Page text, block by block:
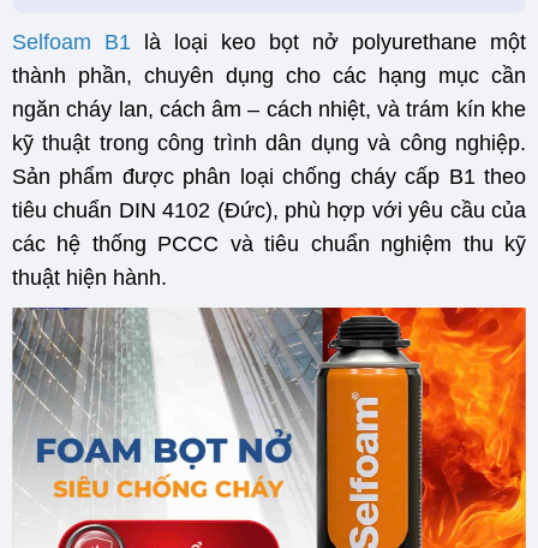
Selfoam B1 là loại keo bọt nở polyurethane một
thành phần, chuyên dụng cho các hạng mục cần
ngăn cháy lan, cách âm – cách nhiệt, và trám kín khe
kỹ thuật trong công trình dân dụng và công nghiệp.
Sản phẩm được phân loại chống cháy cấp B1 theo
tiêu chuẩn DIN 4102 (Đức), phù hợp với yêu cầu của
các hệ thống PCCC và tiêu chuẩn nghiệm thu kỹ
thuật hiện hành.